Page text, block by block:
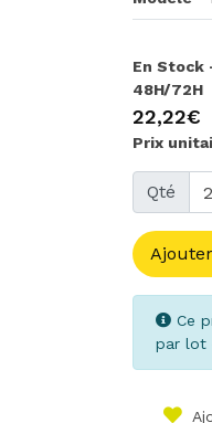
En Stock
48H/72H
22,22€
Prix
Qté
Ce
par lot